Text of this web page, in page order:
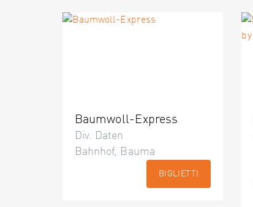
Baumwoll-Express
Div. Daten
Bahnhof, Bauma
BIGLIETTI